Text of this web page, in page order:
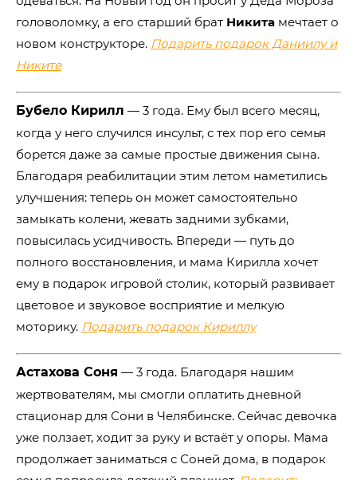
головоломку, а его старший брат Никита мечтает о
новом конструкторе. Подарить подарок Даниилу и
Никите
Бубело Кирилл ― 3 года. Ему был всего месяц,
когда у него случился инсульт, с тех пор его семья
борется даже за самые простые движения сына.
Благодаря реабилитации этим летом наметились
улучшения: теперь он может самостоятельно
замыкать колени, жевать задними зубками,
повысилась усидчивость. Впереди ― путь до
полного восстановления, и мама Кирилла хочет
ему в подарок игровой столик, который развивает
цветовое и звуковое восприятие и мелкую
моторику. Подарить подарок Кириллу
Астахова Соня ― 3 года. Благодаря нашим
жертвователям, мы смогли оплатить дневной
стационар для Сони в Челябинске. Сейчас девочка
уже ползает, ходит за руку и встаёт у опоры. Мама
продолжает заниматься с Соней дома, в подарок